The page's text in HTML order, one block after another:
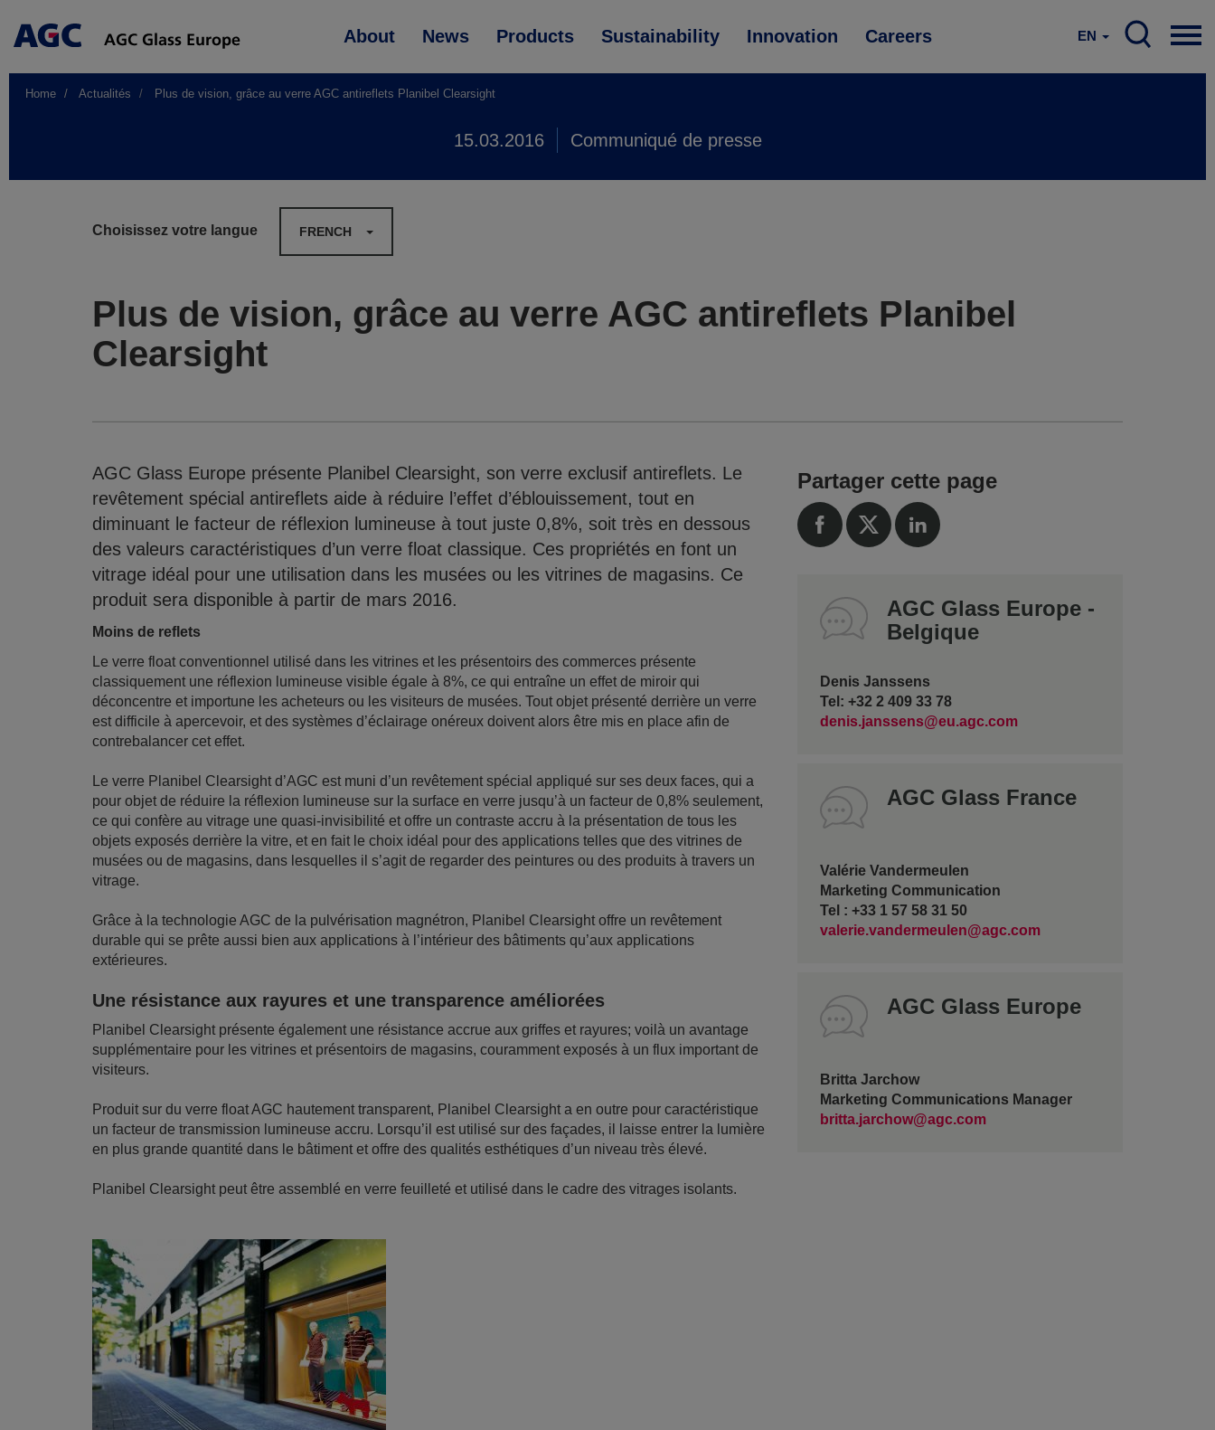
Main
About News Products Sustainability Innovation Careers EN
Home Actualités Plus de vision, grâce au verre AGC antireflets Planibel Clearsight
15.03.2016 Communiqué de presse
Choisissez votre langue FRENCH
Plus de vision, grâce au verre AGC antireflets Planibel
Clearsight
AGC Glass Europe présente Planibel Clearsight, son verre exclusif antireflets. Le
revêtement spécial antireflets aide à réduire l’effet d’éblouissement, tout en
diminuant le facteur de réflexion lumineuse à tout juste 0,8%, soit très en dessous
des valeurs caractéristiques d’un verre float classique. Ces propriétés en font un
vitrage idéal pour une utilisation dans les musées ou les vitrines de magasins. Ce
produit sera disponible à partir de mars 2016.
Moins de reflets
Le verre float conventionnel utilisé dans les vitrines et les présentoirs des commerces présente
classiquement une réflexion lumineuse visible égale à 8%, ce qui entraîne un effet de miroir qui
déconcentre et importune les acheteurs ou les visiteurs de musées. Tout objet présenté derrière un verre
est difficile à apercevoir, et des systèmes d’éclairage onéreux doivent alors être mis en place afin de
contrebalancer cet effet.
Le verre Planibel Clearsight d’AGC est muni d’un revêtement spécial appliqué sur ses deux faces, qui a
pour objet de réduire la réflexion lumineuse sur la surface en verre jusqu’à un facteur de 0,8% seulement,
ce qui confère au vitrage une quasi-invisibilité et offre un contraste accru à la présentation de tous les
objets exposés derrière la vitre, et en fait le choix idéal pour des applications telles que des vitrines de
musées ou de magasins, dans lesquelles il s’agit de regarder des peintures ou des produits à travers un
vitrage.
Grâce à la technologie AGC de la pulvérisation magnétron, Planibel Clearsight offre un revêtement
durable qui se prête aussi bien aux applications à l’intérieur des bâtiments qu’aux applications
extérieures.
Une résistance aux rayures et une transparence améliorées
Planibel Clearsight présente également une résistance accrue aux griffes et rayures; voilà un avantage
supplémentaire pour les vitrines et présentoirs de magasins, couramment exposés à un flux important de
visiteurs.
Produit sur du verre float AGC hautement transparent, Planibel Clearsight a en outre pour caractéristique
un facteur de transmission lumineuse accru. Lorsqu’il est utilisé sur des façades, il laisse entrer la lumière
en plus grande quantité dans le bâtiment et offre des qualités esthétiques d’un niveau très élevé.
Planibel Clearsight peut être assemblé en verre feuilleté et utilisé dans le cadre des vitrages isolants.
Partager cette page
AGC Glass Europe -
Belgique
Denis Janssens
Tel: +32 2 409 33 78
denis.janssens@eu.agc.com
AGC Glass France
Valérie Vandermeulen
Marketing Communication
Tel : +33 1 57 58 31 50
valerie.vandermeulen@agc.com
AGC Glass Europe
Britta Jarchow
Marketing Communications Manager
britta.jarchow@agc.com